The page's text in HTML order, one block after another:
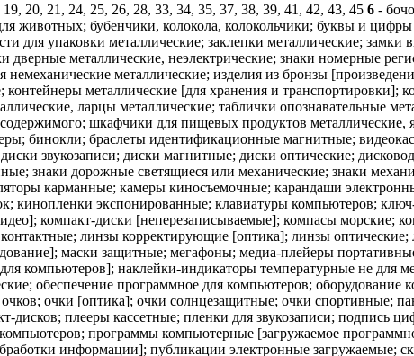
20, 21, 24, 25, 26, 28, 33, 34, 35, 37, 38, 39, 41, 42, 43, 45 6 -
животных; бубенчики, колокола, колокольчики; буквы и
для упаковки металлические; заклепки металлические; замки
дверные металлические, неэлектрические; знаки номерные
металлические; изделия из бронзы
металлические [для хранения и транспортировки];
ларцы металлические; таблички опознавательные
шкафчики для пищевых продуктов
бинокли; браслеты идентификационные магнитные;
звукозаписи; диски магнитные; диски оптические;
знаки дорожные светящиеся или механические; знаки
карманные; камеры киносъемочные; карандаши
кинопленки экспонированные; клавиатуры компьютеров;
компакт-диски [неперезаписываемые]; компасы морские;
линзы корректирующие [оптика]; линзы
маски защитные; мегафоны; медиа-плейеры
компьютеров]; наклейки-индикаторы температурные не для
обеспечение программное для компьютеров;
очки [оптика]; очки солнцезащитные; очки спортивные;
плееры кассетные; пленки для звукозаписи; подпись
программы компьютерные [загружаемое
информации]; публикации электронные загружаемые;